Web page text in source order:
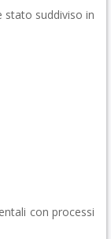
stato suddiviso in
con processi